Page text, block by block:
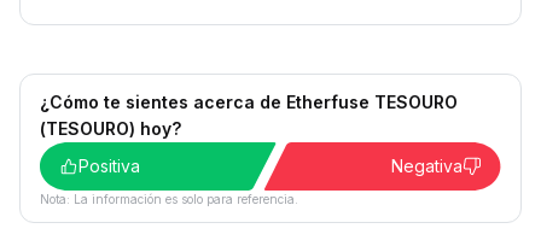
¿Cómo te sientes acerca de Etherfuse TESOURO
(TESOURO) hoy?
Positiva
Negativa
Nota: La información es solo para referencia.